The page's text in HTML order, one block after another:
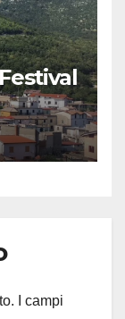
I campi